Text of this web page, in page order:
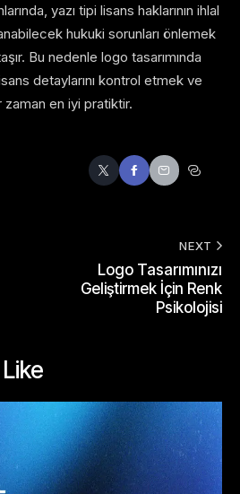
yazı tipi lisans haklarının ihlal
hukuki sorunları önlemek
Bu nedenle logo tasarımında
detaylarını kontrol etmek ve
en iyi pratiktir.
NEXT
Logo Tasarımınızı
Geliştirmek İçin Renk
Psikolojisi